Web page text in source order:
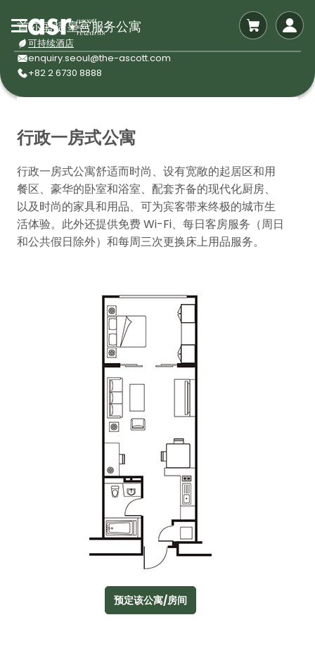
首尔盛捷皇宫服务公寓
可持续酒店
enquiry.seoul@the-ascott.com
+82 2 6730 8888
行政一房式公寓
行政一房式公寓舒适而时尚、设有宽敞的起居区和用
餐区、豪华的卧室和浴室、配套齐备的现代化厨房、
以及时尚的家具和用品、可为宾客带来终极的城市生
活体验。此外还提供免费 Wi-Fi、每日客房服务（周日
和公共假日除外）和每周三次更换床上用品服务。
预定该公寓/房间